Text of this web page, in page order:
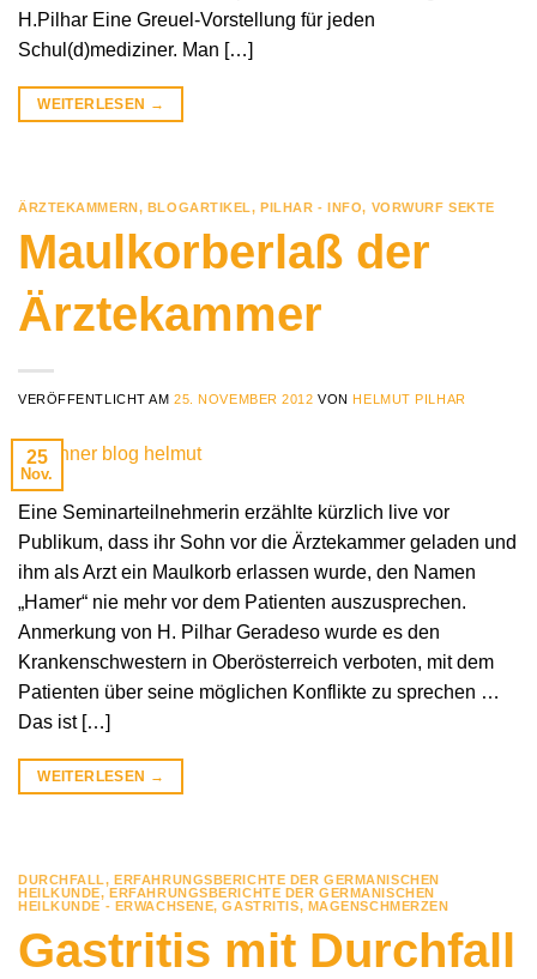
H.Pilhar Eine Greuel-Vorstellung für jeden
Schul(d)mediziner. Man […]
WEITERLESEN →
ÄRZTEKAMMERN, BLOGARTIKEL,PILHAR - INFO, VORWURF SEKTE
Maulkorberlaß der
Ärztekammer
VERÖFFENTLICHT AM25. NOVEMBER 2012 VON HELMUT PILHAR
25
Nov.
Eine Seminarteilnehmerin erzählte kürzlich live vor
Publikum, dass ihr Sohn vor die Ärztekammer geladen und
ihm als Arzt ein Maulkorb erlassen wurde, den Namen
„Hamer“ nie mehr vor dem Patienten auszusprechen.
Anmerkung von H. Pilhar Geradeso wurde es den
Krankenschwestern in Oberösterreich verboten, mit dem
Patienten über seine möglichen Konflikte zu sprechen …
Das ist […]
WEITERLESEN →
DURCHFALL,ERFAHRUNGSBERICHTE DER GERMANISCHEN
HEILKUNDE,ERFAHRUNGSBERICHTE DER GERMANISCHEN
HEILKUNDE - ERWACHSENE,GASTRITIS, MAGENSCHMERZEN
Gastritis mit Durchfall